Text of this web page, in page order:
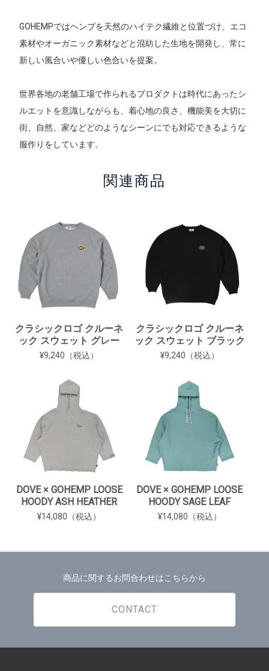
GOHEMPではヘンプを天然のハイテク繊維と位置づけ、エコ
素材やオーガニック素材などと混紡した生地を開発し、常に
新しい風合いや優しい色合いを提案。
世界各地の老舗工場で作られるプロダクトは時代にあったシ
ルエットを意識しながらも、着心地の良さ、機能美を大切に
街、自然、家などどのようなシーンにでも対応できるような
服作りをしています。
関連商品
クラシックロゴ クルーネ
ック スウェット グレー
¥9,240（税込）
クラシックロゴ クルーネ
ック スウェット ブラック
¥9,240（税込）
DOVE × GOHEMP LOOSE
HOODY ASH HEATHER
¥14,080（税込）
DOVE × GOHEMP LOOSE
HOODY SAGE LEAF
¥14,080（税込）
商品に関するお問合わせはこちらから
CONTACT